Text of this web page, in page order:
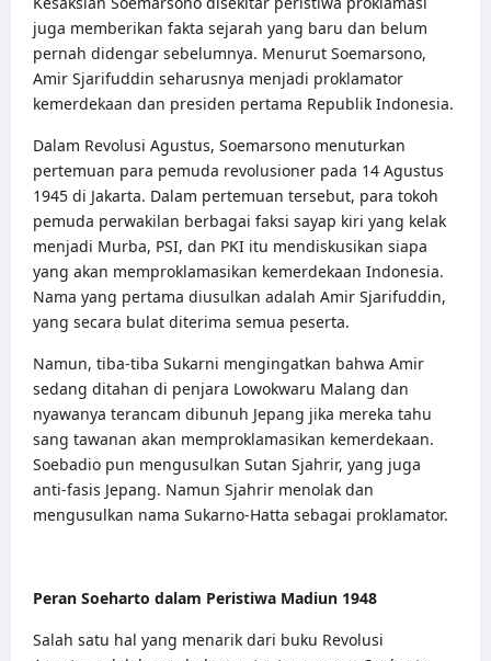
juga memberikan fakta sejarah yang baru dan belum
pernah didengar sebelumnya. Menurut Soemarsono,
Amir Sjarifuddin seharusnya menjadi proklamator
kemerdekaan dan presiden pertama Republik Indonesia.
Dalam Revolusi Agustus, Soemarsono menuturkan
pertemuan para pemuda revolusioner pada 14 Agustus
1945 di Jakarta. Dalam pertemuan tersebut, para tokoh
pemuda perwakilan berbagai faksi sayap kiri yang kelak
menjadi Murba, PSI, dan PKI itu mendiskusikan siapa
yang akan memproklamasikan kemerdekaan Indonesia.
Nama yang pertama diusulkan adalah Amir Sjarifuddin,
yang secara bulat diterima semua peserta.
Namun, tiba-tiba Sukarni mengingatkan bahwa Amir
sedang ditahan di penjara Lowokwaru Malang dan
nyawanya terancam dibunuh Jepang jika mereka tahu
sang tawanan akan memproklamasikan kemerdekaan.
Soebadio pun mengusulkan Sutan Sjahrir, yang juga
anti-fasis Jepang. Namun Sjahrir menolak dan
mengusulkan nama Sukarno-Hatta sebagai proklamator.
Peran Soeharto dalam Peristiwa Madiun 1948
Salah satu hal yang menarik dari buku Revolusi